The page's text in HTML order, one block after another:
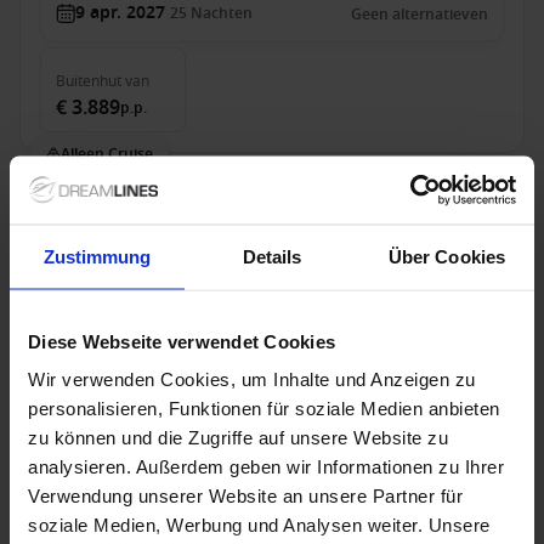
Zustimmung Details Über Cookies
Diese Webseite verwendet Cookies
Wir verwenden Cookies, um Inhalte und Anzeigen zu
personalisieren, Funktionen für soziale Medien anbieten
zu können und die Zugriffe auf unsere Website zu
analysieren. Außerdem geben wir Informationen zu Ihrer
Verwendung unserer Website an unsere Partner für
soziale Medien, Werbung und Analysen weiter. Unsere
9 apr. 2027 25 Nachten Geen alternatieven
Buitenhutvan
€ 3.889p.p.
Alleen Cruise
Engeland vanaf Rotterdam, Nederland met de
Van / Naar Rotterdam
HAL - Vroegboekvoordelen
26 jun. 2027 42 Nachten Geen alternatieven